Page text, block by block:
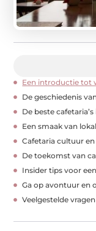
Een introductie tot
De geschiedenis
De beste
Een smaak van
Cafetaria cultuur
De toekomst van
Insider tips voor
Ga op avontuur en
Veelgestelde vragen